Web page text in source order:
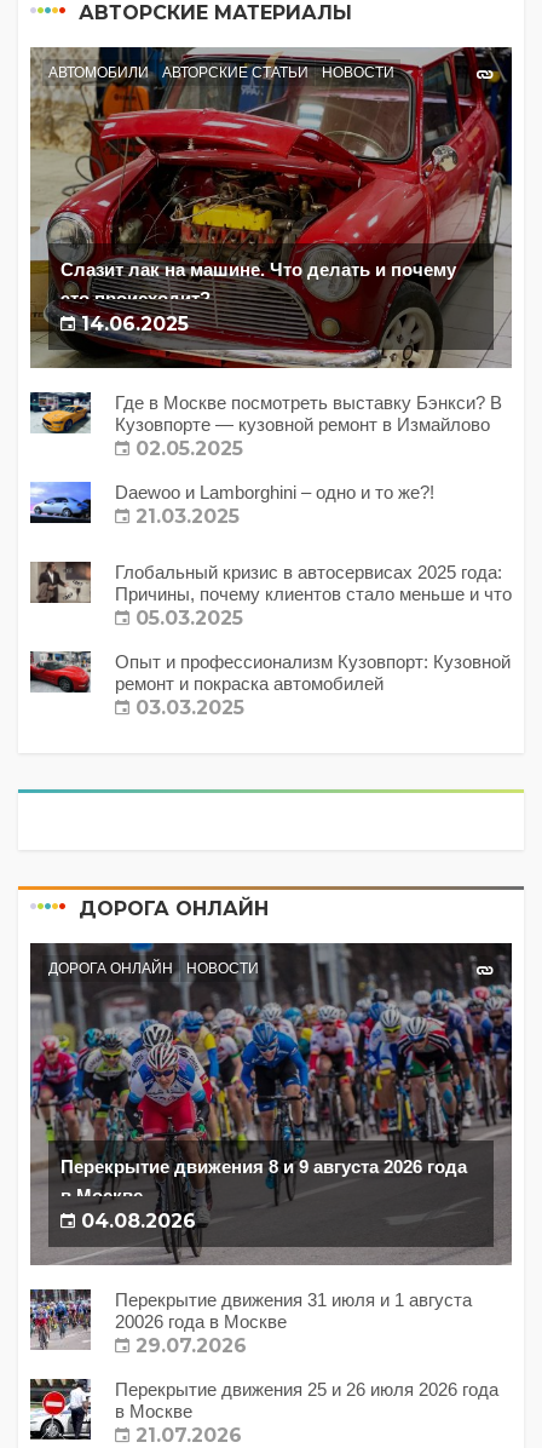
АВТОРСКИЕ МАТЕРИАЛЫ
АВТОМОБИЛИ АВТОРСКИЕ СТАТЬИ НОВОСТИ
Слазит лак на машине. Что делать и почему
это происходит?
14.06.2025
Где в Москве посмотреть выставку Бэнкси? В
Кузовпорте — кузовной ремонт в Измайлово
02.05.2025
Daewoo и Lamborghini – одно и то же?!
21.03.2025
Глобальный кризис в автосервисах 2025 года:
Причины, почему клиентов стало меньше и что
с этим делать?
05.03.2025
Опыт и профессионализм Кузовпорт: Кузовной
ремонт и покраска автомобилей
03.03.2025
ДОРОГА ОНЛАЙН
ДОРОГА ОНЛАЙН НОВОСТИ
Перекрытие движения 8 и 9 августа 2026 года
в Москве
04.08.2026
Перекрытие движения 31 июля и 1 августа
20026 года в Москве
29.07.2026
Перекрытие движения 25 и 26 июля 2026 года
в Москве
21.07.2026